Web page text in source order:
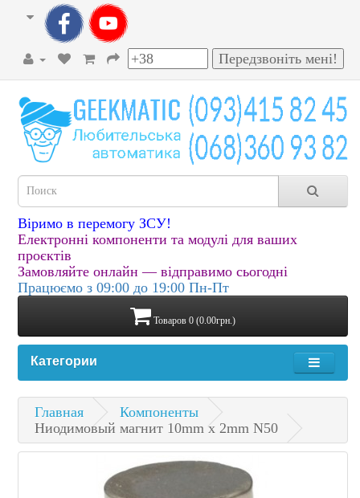
Віримо в перемогу ЗСУ!
Електронні компоненти та модулі для ваших
проєктів
Замовляйте онлайн — відправимо сьогодні
Працюємо з 09:00 до 19:00 Пн-Пт
Товаров 0 (0.00грн.)
Категории
Главная
Компоненты
Ниодимовый магнит 10mm x 2mm N50